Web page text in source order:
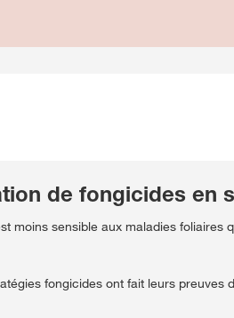
de fongicides en
moins sensible aux maladies foliaires
fongicides ont fait leurs preuves